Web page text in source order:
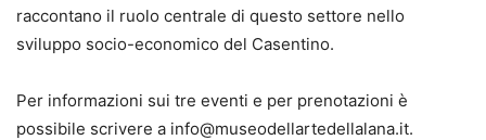
raccontano il ruolo centrale di questo settore nello
sviluppo socio-economico del Casentino.
Per informazioni sui tre eventi e per prenotazioni è
possibile scrivere a info@museodellartedellalana.it.